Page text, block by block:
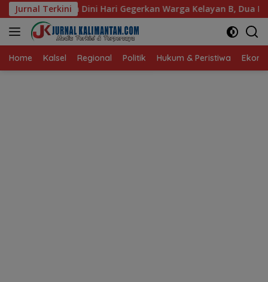
Langsung
ke
konten
Jurnal Terkini
Gegerkan Warga Kelayan B, Dua Rumah dan Bedakan
Home Kalsel Regional Politik Hukum & Peristiwa